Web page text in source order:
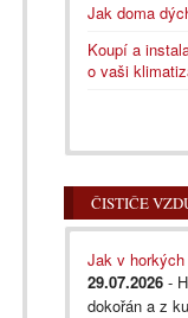
Jak doma
Koupí a
o vaši
ČISTIČE
Jak v
29.07.2026 -
dokořán a z